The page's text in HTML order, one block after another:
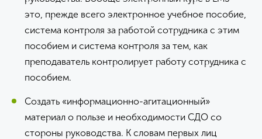
это, прежде всего электронное учебное пособие,
система контроля за работой сотрудника с этим
пособием и система контроля за тем, как
преподаватель контролирует работу сотрудника с
пособием.
Создать «информационно-агитационный»
материал о пользе и необходимости СДО со
стороны руководства. К словам первых лиц